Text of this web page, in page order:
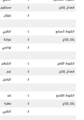
قعدانإنتاج 2 مستقيم
3
حليتان
الشوط السابع 1 الظبي
بكارإنتاج 2 دواجة
3
نواصي
الشوط الثامن 1 الشهم
قعدانإنتاج 2 نجم
3
الباسل
الشوط التاسع 1 غند
بكارإنتاج 2 مهرة
3
الظبي